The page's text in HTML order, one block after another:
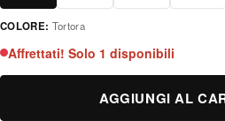
taupe
COLORE: Tortora
Affrettati! Solo 1 disponibili
AGGIUNGI AL